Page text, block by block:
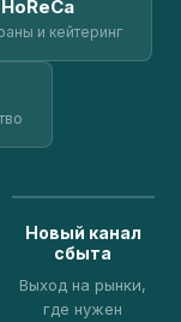
HoReCa
и кейтеринг
Новый канал
сбыта
Выход на рынки,
где нужен